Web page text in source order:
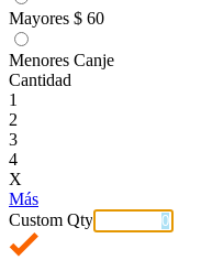
Mayores $ 60
Menores Canje
Cantidad
1
2
3
4
X
Más
Custom Qty